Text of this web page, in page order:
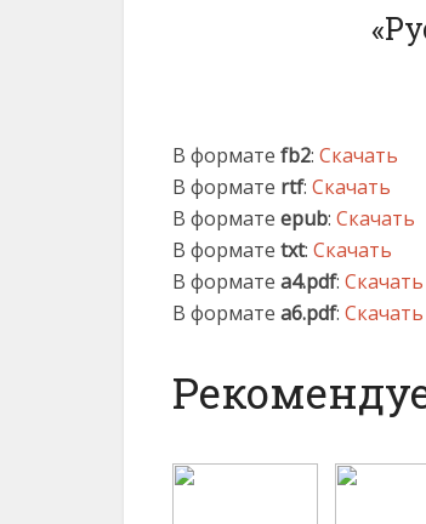
В формате fb2: Скачать
В формате rtf: Скачать
В формате epub: Скачать
В формате txt: Скачать
В формате a4.pdf: Скачать
В формате a6.pdf: Скачать